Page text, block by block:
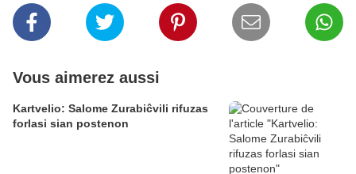
Vous aimerez aussi
Kartvelio: Salome Zurabiĉvili rifuzas
forlasi sian postenon